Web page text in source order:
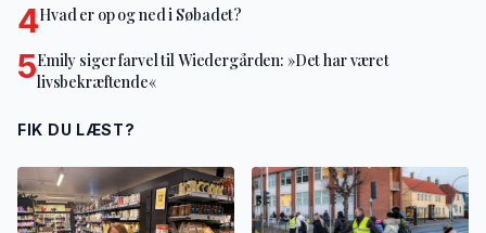
4Hvad er op og ned i Søbadet?
5Emily siger farvel til Wiedergården: »Det har været
livsbekræftende«
FIK DU LÆST?